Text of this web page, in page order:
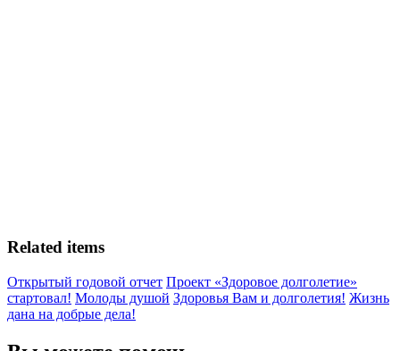
Related items
Открытый годовой отчет Проект «Здоровое долголетие»
стартовал! Молоды душой Здоровья Вам и долголетия! Жизнь
дана на добрые дела!